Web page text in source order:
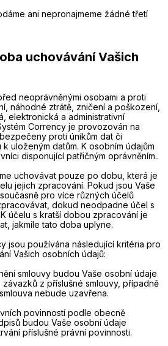
ani nepronajmeme žádné třetí
uchovávání Vašich
neoprávněnými osobami a proti
náhodné ztrátě, zničení a poškození,
elektronická a administrativní
Corrency je provozován na
proti únikům dat či
uloženým datům. K osobním údajům
disponující patřičným oprávněním..
uchovávat pouze po dobu, která je
jejich zpracování. Pokud jsou Vaše
pro více různých účelů
dokud neodpadne účel s
účelu s kratší dobou zpracování je
jakmile tato doba uplyne.
jsou používána následující kritéria pro
Vašich osobních údajů:
smlouvy budou Vaše osobní údaje
z příslušné smlouvy, případně
nebude uzavřena.
povinností podle obecně
budou Vaše osobní údaje
příslušné právní povinnosti.